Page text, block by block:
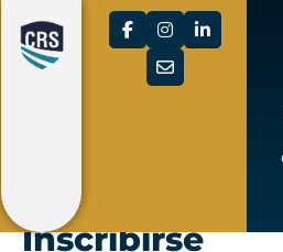
Inscribirse